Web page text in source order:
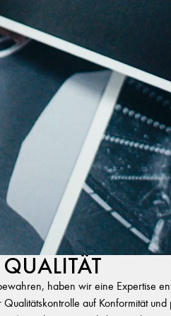
haben wir eine Expertise
auf Konformität